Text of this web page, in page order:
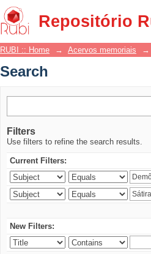
Repositório
Search
RUBI :: Home → Acervos memoriais →
Search
Filters
Use filters to refine the search results.
Current Filters:
New Filters: